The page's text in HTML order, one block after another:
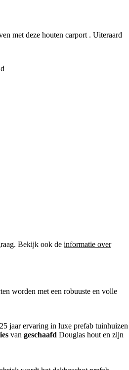
met deze houten carport . Uiteraard
Bekijk ook de informatie over
worden met een robuuste en volle
jaar ervaring in luxe prefab tuinhuizen
van geschaafd Douglas hout en zijn